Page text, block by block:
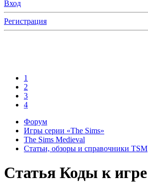
Вход
Регистрация
1
2
3
4
Форум
Игры серии «The Sims»
The Sims Medieval
Статьи, обзоры и справочники TSM
Статья Коды к